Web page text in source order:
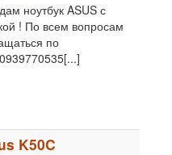
ноутбук ASUS с
! По всем вопросам
по
K50C